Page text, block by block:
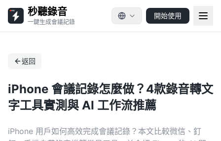
秒聽錄音
一鍵生成會議記錄
開始使用
返回
iPhone 會議記錄怎麼做？4款錄音轉文
字工具實測與 AI 工作流推薦
iPhone 用戶如何高效完成會議記錄？本文比較微信、釘